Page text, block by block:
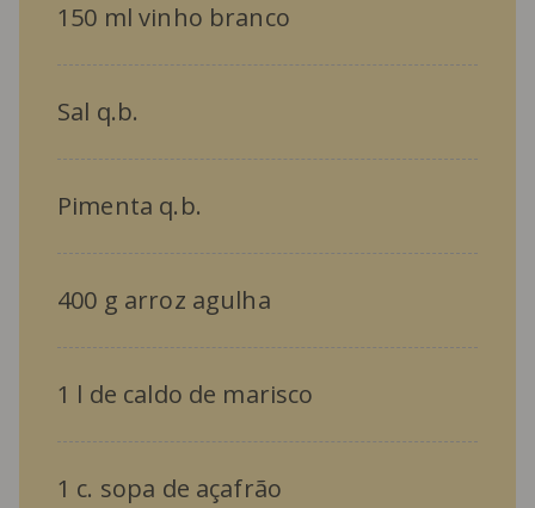
150 ml vinho branco
Sal q.b.
Pimenta q.b.
400 g arroz agulha
1 l de caldo de marisco
1 c. sopa de açafrão